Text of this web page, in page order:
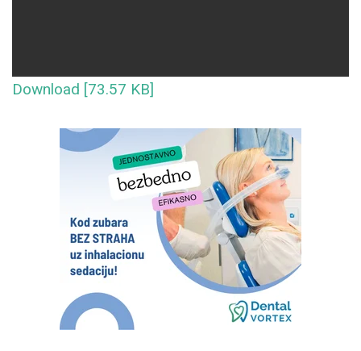
Download [73.57 KB]